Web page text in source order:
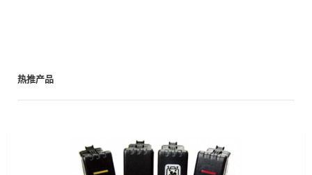
热推产品